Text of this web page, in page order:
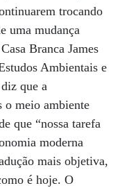
trocando
uma mudança
Branca James
Ambientais e
que a
o meio ambiente
que “nossa tarefa
moderna
mais objetiva,
é hoje. O